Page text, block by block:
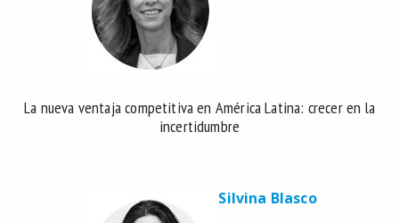
La nueva ventaja competitiva en América Latina: crecer en la
incertidumbre
Silvina Blasco